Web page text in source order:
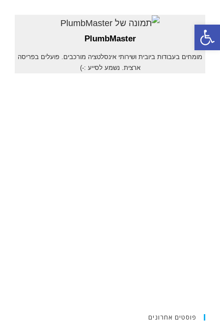
פתח סרגל נגישות
PlumbMaster
מומחים בעבודות ביובית ושירותי אינסלטציה מורכבים. פועלים בפריסה
ארצית. נשמע לסייע :-)
פוסטים אחרונים